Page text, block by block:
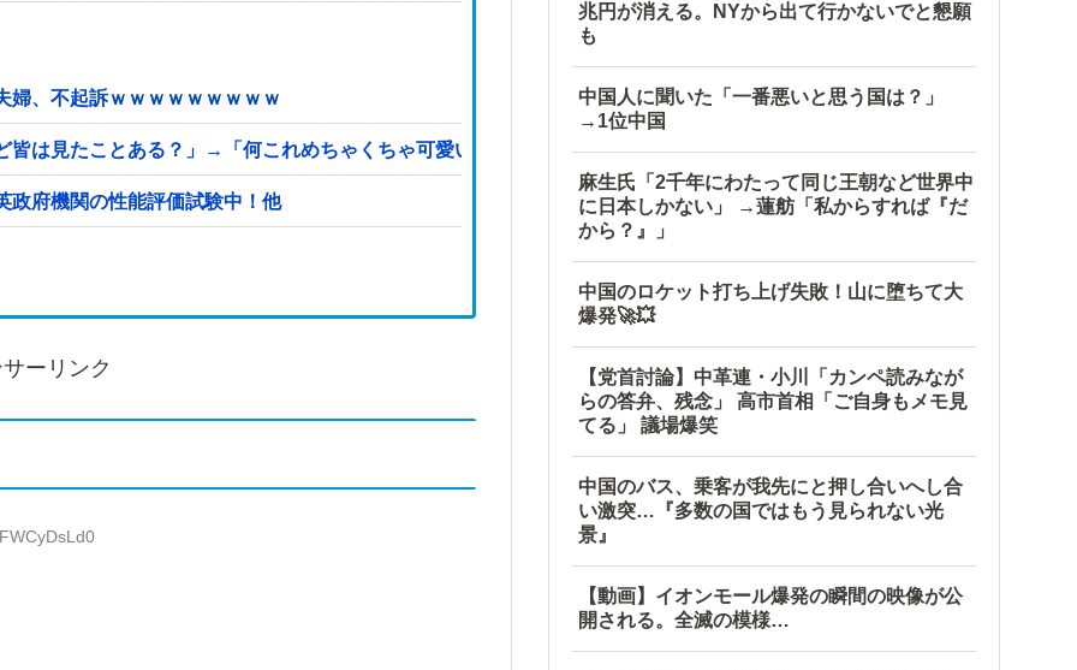
、不起訴ｗｗｗｗｗｗｗｗｗ
皆は見たことある？」→「何これめちゃくちゃ可愛いｗｗ」【海外の反応】
府機関の性能評価試験中！他
ーリンク
兆円が消える。NYから出て行かないでと懇願
も
中国人に聞いた「一番悪いと思う国は？」
→1位中国
麻生氏「2千年にわたって同じ王朝など世界中
に日本しかない」 →蓮舫「私からすれば『だ
から？』」
中国のロケット打ち上げ失敗！山に堕ちて大
爆発🚀💥
【党首討論】中革連・小川「カンペ読みなが
らの答弁、残念」 高市首相「ご自身もメモ見
てる」 議場爆笑
中国のバス、乗客が我先にと押し合いへし合
い激突…『多数の国ではもう見られない光
景』
【動画】イオンモール爆発の瞬間の映像が公
開される。全滅の模様…